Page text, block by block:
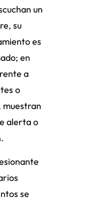
un
su
es
en
a
o
muestran
alerta o
se